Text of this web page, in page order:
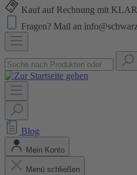
Kauf auf Rechnung mit
Fragen? Mail an
Blog
Mein Konto
Menü schließen